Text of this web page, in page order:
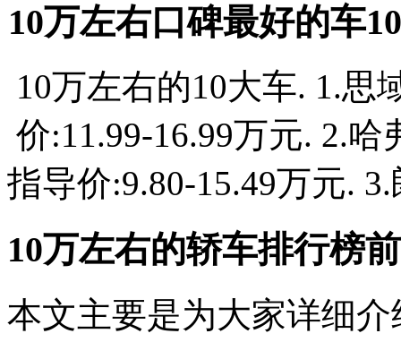
10万左右口碑最好的车
10万左右的10大车. 1.思
价:11.99-16.99万元. 2.
指导价:9.80-15.49万元.
10万左右的轿车排行榜
本文主要是为大家详细